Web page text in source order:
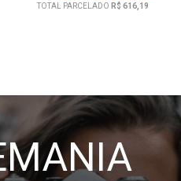
TOTAL PARCELADO R$ 616,19